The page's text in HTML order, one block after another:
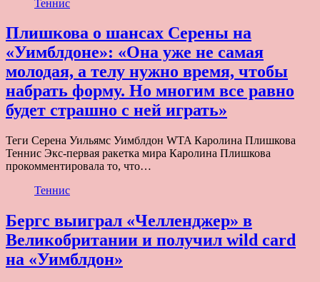
Теннис
Плишкова о шансах Серены на
«Уимблдоне»: «Она уже не самая
молодая, а телу нужно время, чтобы
набрать форму. Но многим все равно
будет страшно с ней играть»
Теги Серена Уильямс Уимблдон WTA Каролина Плишкова
Теннис Экс-первая ракетка мира Каролина Плишкова
прокомментировала то, что…
Теннис
Бергс выиграл «Челленджер» в
Великобритании и получил wild card
на «Уимблдон»